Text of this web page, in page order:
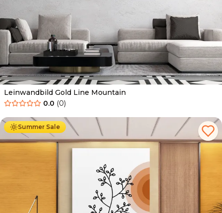
Leinwandbild Gold Line Mountain
0.0 (0)
Summer Sale
Ab 39.90 € 34.90